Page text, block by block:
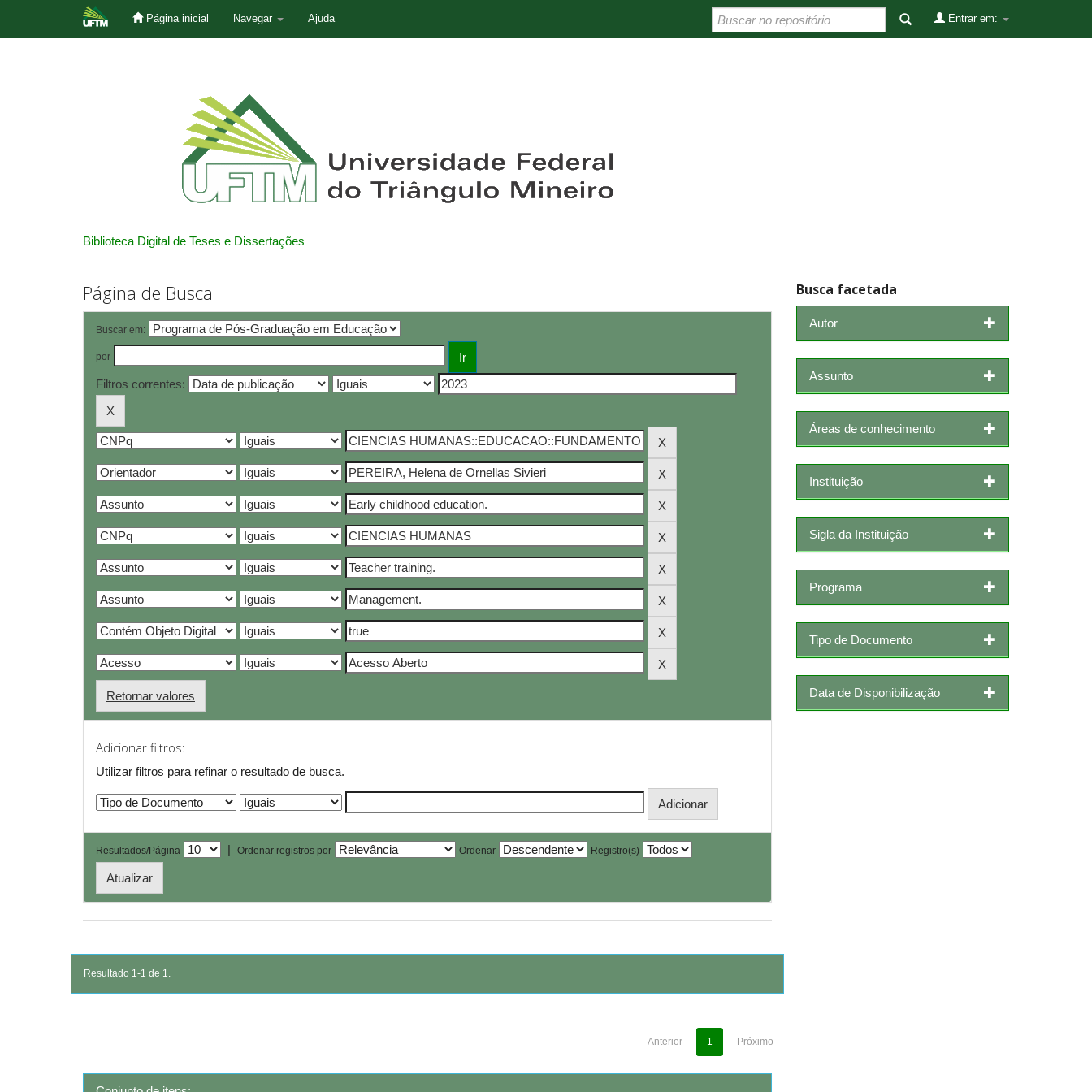
Página inicial Navegar Ajuda Entrar em:
Biblioteca Digital de Teses e Dissertações
Página de Busca
Buscar em:
por
Filtros correntes:
Retornar valores
Adicionar filtros:
Utilizar filtros para refinar o resultado de busca.
Resultados/Página | Ordenar registros por Ordenar Registro(s)
Resultado 1-1 de 1.
Anterior 1 Próximo
Busca facetada
Autor
Assunto
Áreas de conhecimento
Instituição
Sigla da Instituição
Programa
Tipo de Documento
Data de Disponibilização